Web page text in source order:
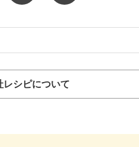
レシピについて